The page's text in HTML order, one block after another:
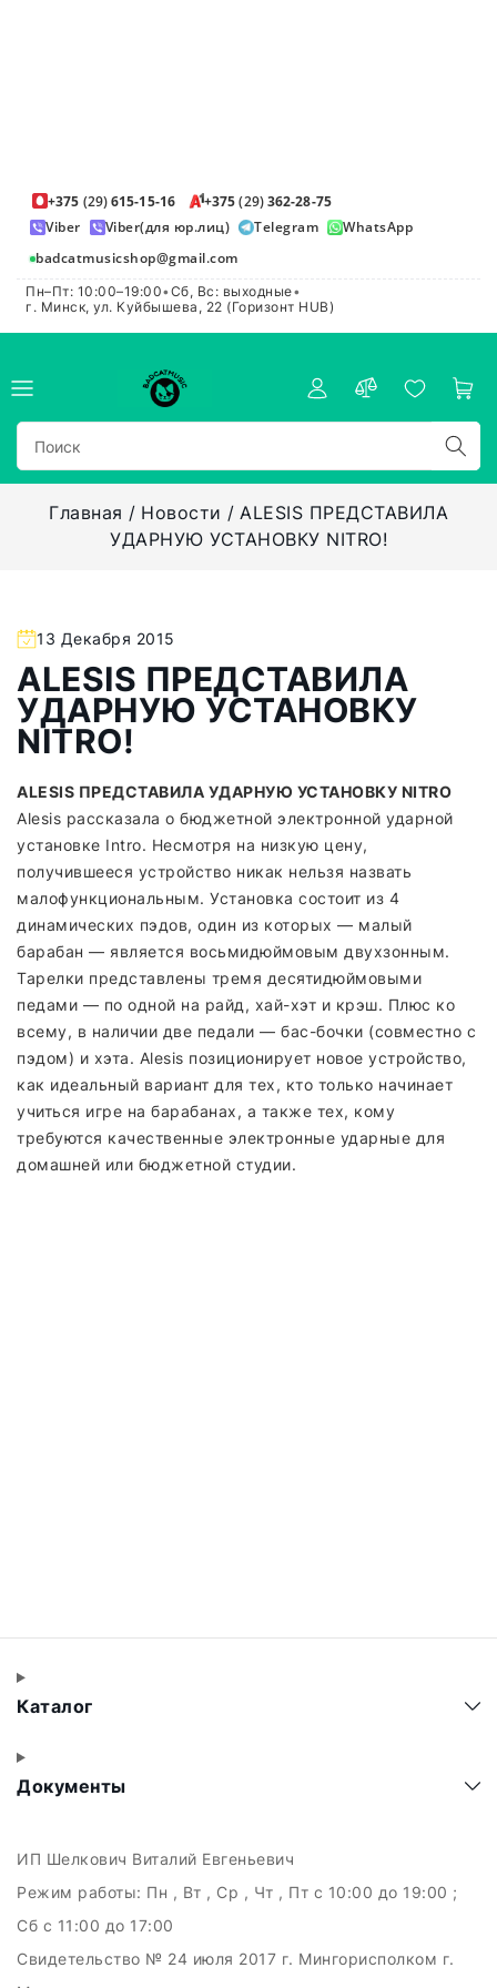
+375 (29)615-15-16 +375(29)362-28-75
Viber
Viber(для юр.лиц) Telegram
WhatsApp
badcatmusicshop@gmail.com
Пн–Пт: 10:00–19:00•Сб, Вс: выходные•
г. Минск, ул. Куйбышева, 22 (Горизонт HUB)
Главная Новости
ALESIS ПРЕДСТАВИЛА
УДАРНУЮ УСТАНОВКУ NITRO!
13 Декабря 2015
ALESIS ПРЕДСТАВИЛА
УДАРНУЮ УСТАНОВКУ
NITRO!
ALESIS ПРЕДСТАВИЛА УДАРНУЮ УСТАНОВКУ NITRO
Alesis рассказала о бюджетной электронной ударной
установке Intro. Несмотря на низкую цену,
получившееся устройство никак нельзя назвать
малофункциональным. Установка состоит из 4
динамических пэдов, один из которых — малый
барабан — является восьмидюймовым двухзонным.
Тарелки представлены тремя десятидюймовыми
педами — по одной на райд, хай-хэт и крэш. Плюс ко
всему, в наличии две педали — бас-бочки (совместно с
пэдом) и хэта. Alesis позиционирует новое устройство,
как идеальный вариант для тех, кто только начинает
учиться игре на барабанах, а также тех, кому
требуются качественные электронные ударные для
домашней или бюджетной студии.
Каталог
Документы
ИП Шелкович Виталий Евгеньевич
Режим работы: Пн , Вт , Ср , Чт , Пт c 10:00 до 19:00 ;
Сб c 11:00 до 17:00
Свидетельство № 24 июля 2017 г. Мингорисполком г.